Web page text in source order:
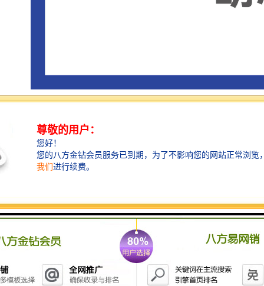
业到国外参展和商务考察，业务涉及到三十多个和地
区，如美国、加拿大、德国、法国、英国、意大利、波
兰、俄罗斯、荷兰、西班牙、马来西亚、土耳其、巴
度尼西、泰国、韩国、日本及中国香港等。